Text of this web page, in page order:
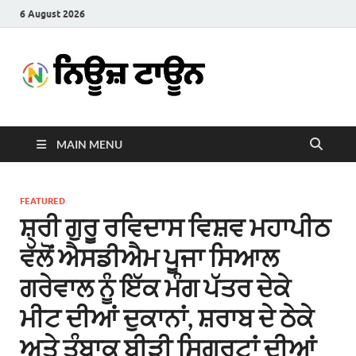
6 August 2026
Town
MAIN MENU
FEATURED
ਸ਼੍ਰੀ ਗੁਰੂ ਰਵਿਦਾਸ ਵਿਸ਼ਵ ਮਹਾਪੀਠ
ਵੱਲੋਂ ਐਸਡੀਐਮ ਪੂਜਾ ਸਿਆਲ
ਗਰੇਵਾਲ ਨੂੰ ਇੱਕ ਮੰਗ ਪੱਤਰ ਦੇਕੇ
ਮੀਟ ਦੀਆਂ ਦੁਕਾਨਾਂ, ਸ਼ਰਾਬ ਦੇ ਠੇਕੇ
ਅਤੇ ਤੰਬਾਕੂ ਬੀੜੀ ਸਿਗਰਟਾਂ ਦੀਆਂ